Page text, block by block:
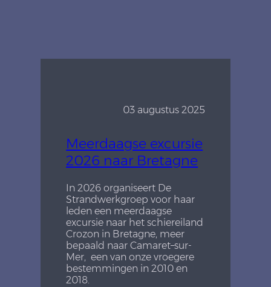
03 augustus 2025
Meerdaagse excursie
2026 naar Bretagne
In 2026 organiseert De
Strandwerkgroep voor haar
leden een meerdaagse
excursie naar het schiereiland
Crozon in Bretagne, meer
bepaald naar Camaret–sur-
Mer, eenvan onze vroegere
bestemmingen in 2010 en
2018.